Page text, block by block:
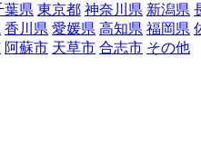
葉県 東京都 神奈川県 新潟県
香川県 愛媛県 高知県 福岡県
阿蘇市 天草市 合志市 その他